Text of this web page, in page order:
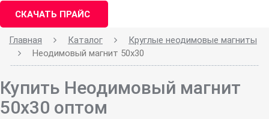
СКАЧАТЬ ПРАЙС
Главная Каталог
Круглые неодимовые магниты
Неодимовый магнит 50х30
Купить Неодимовый магнит
50х30 оптом